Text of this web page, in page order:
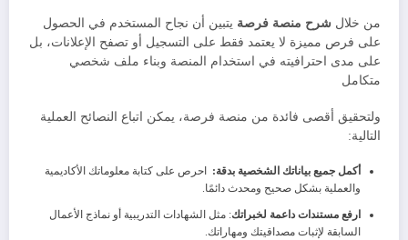
من خلال شرح منصة فرصة يتبين أن نجاح المستخدم في الحصول
على فرص مميزة لا يعتمد فقط على التسجيل أو تصفح الإعلانات، بل
على مدى احترافيته في استخدام المنصة وبناء ملف شخصي
متكامل
ولتحقيق أقصى فائدة من منصة فرصة، يمكن اتباع النصائح العملية
التالية:
أكمل جميع بياناتك الشخصية بدقة: احرص على كتابة معلوماتك الأكاديمية
والعملية بشكل صحيح ومحدث دائمًا.
ارفع مستندات داعمة لخبراتك: مثل الشهادات التدريبية أو نماذج الأعمال
السابقة لإثبات مصداقيتك ومهاراتك.